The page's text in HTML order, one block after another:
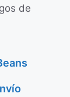
de